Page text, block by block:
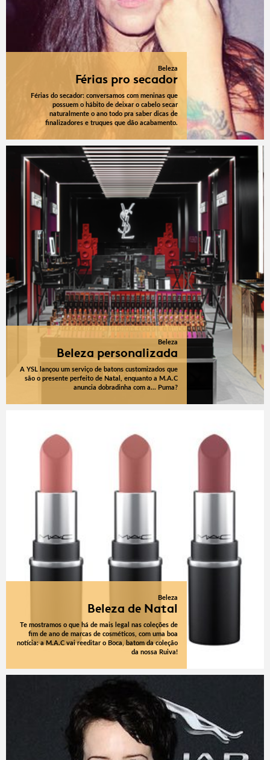
Beleza
Férias pro secador
Férias do secador: conversamos com meninas que
possuem o hábito de deixar o cabelo secar
naturalmente o ano todo pra saber dicas de
finalizadores e truques que dão acabamento.
Beleza
Beleza personalizada
A YSL lançou um serviço de batons customizados que
são o presente perfeito de Natal, enquanto a M.A.C
anuncia dobradinha com a... Puma?
Beleza
Beleza de Natal
Te mostramos o que há de mais legal nas coleções de
fim de ano de marcas de cosméticos, com uma boa
notícia: a M.A.C vai reeditar o Boca, batom da coleção
da nossa Ruiva!